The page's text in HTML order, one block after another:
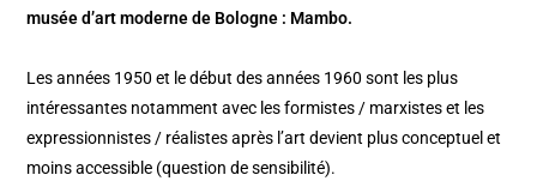
musée d’art moderne de Bologne : Mambo.
Les années 1950 et le début des années 1960 sont les plus
intéressantes notamment avec les formistes / marxistes et les
expressionnistes / réalistes après l’art devient plus conceptuel et
moins accessible (question de sensibilité).